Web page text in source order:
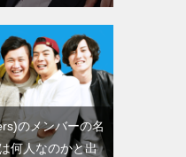
のメンバーの名
何人なのかと出